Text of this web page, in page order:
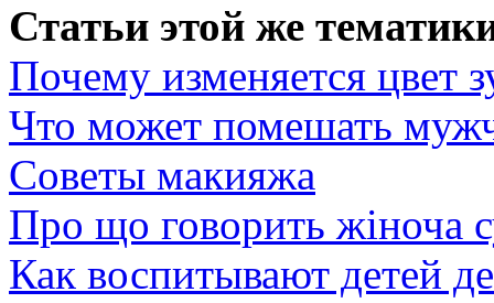
Статьи этой же
Почему изменяется цвет
Что может помешать
Советы макияжа
Про що говорить жіноча
Как воспитывают детей